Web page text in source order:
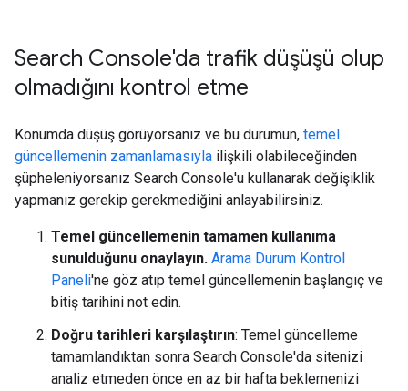
Search Console'da trafik düşüşü olup
olmadığını kontrol etme
Konumda düşüş görüyorsanız ve bu durumun, temel
güncellemenin zamanlamasıyla ilişkili olabileceğinden
şüpheleniyorsanız Search Console'u kullanarak değişiklik
yapmanız gerekip gerekmediğini anlayabilirsiniz.
Temel güncellemenin tamamen kullanıma
sunulduğunu onaylayın. Arama Durum Kontrol
Paneli'ne göz atıp temel güncellemenin başlangıç ve
bitiş tarihini not edin.
Doğru tarihleri karşılaştırın: Temel güncelleme
tamamlandıktan sonra Search Console'da sitenizi
analiz etmeden önce en az bir hafta beklemenizi